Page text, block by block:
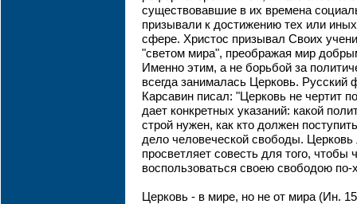
существовавшие в их времена
призывали к достижению тех или
сфере. Христос призывал Своих
"светом мира", преображая мир
Именно этим, а не борьбой за
всегда занималась Церковь. Русский
Карсавин писал: "Церковь не чертит
дает конкретных указаний: какой
строй нужен, как кто должен
дело человеческой свободы.
просветляет совесть для того, чтобы
воспользоваться своею свободою по-
Церковь - в мире, но не от мира (Ин.